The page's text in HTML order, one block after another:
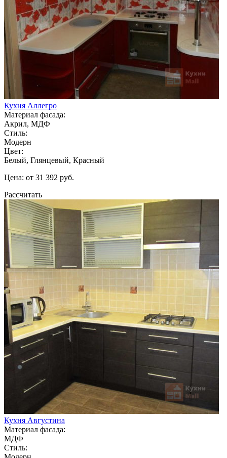
Кухня Аллегро
Материал фасада:
Акрил, МДФ
Стиль:
Модерн
Цвет:
Белый, Глянцевый, Красный
Цена: от 31 392 руб.
Рассчитать
Кухня Августина
Материал фасада:
МДФ
Стиль: